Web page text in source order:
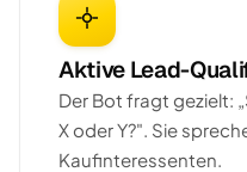
Aktive Lead-
Der Bot fragt gezielt:
X oder Y?". Sie
Kaufinteressenten.